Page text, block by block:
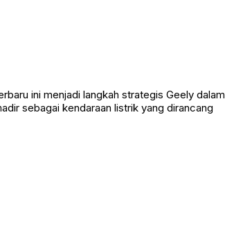
ini menjadi langkah strategis Geely dalam
sebagai kendaraan listrik yang dirancang